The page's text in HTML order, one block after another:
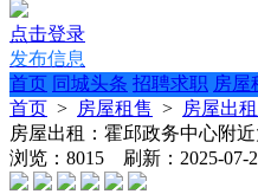
点击登录
发布信息
首页 同城头条 招聘求职 房屋
首页 > 房屋租售 > 房屋出
房屋出租：霍邱政务中心附
浏览：8015 刷新：2025-07-